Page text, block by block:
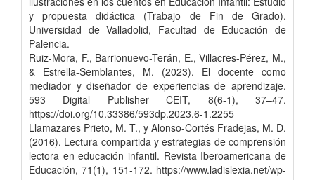
y propuesta didáctica (Trabajo de Fin de Grado).
Universidad de Valladolid, Facultad de Educación de
Palencia.
Ruiz-Mora, F., Barrionuevo-Terán, E., Villacres-Pérez, M.,
& Estrella-Semblantes, M. (2023). El docente como
mediador y diseñador de experiencias de aprendizaje.
593 Digital Publisher CEIT, 8(6-1), 37–47.
https://doi.org/10.33386/593dp.2023.6-1.2255
Llamazares Prieto, M. T., y Alonso-Cortés Fradejas, M. D.
(2016). Lectura compartida y estrategias de comprensión
lectora en educación infantil. Revista Iberoamericana de
Educación, 71(1), 151-172. https://www.ladislexia.net/wp-